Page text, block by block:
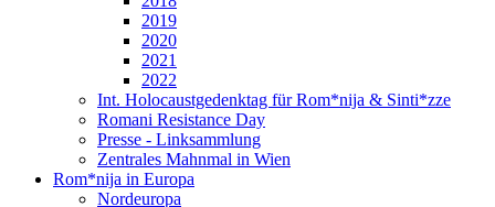
2019
2020
2021
2022
Int. Holocaustgedenktag für Rom*nija & Sinti*zze
Romani Resistance Day
Presse - Linksammlung
Zentrales Mahnmal in Wien
Rom*nija in Europa
Nordeuropa